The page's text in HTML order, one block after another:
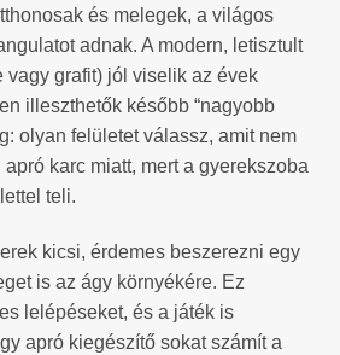
és melegek, a világos
adnak. A modern, letisztult
vagy grafit) jól viselik az évek
illeszthetők később “nagyobb
olyan felületet válassz, amit nem
karc miatt, mert a gyerekszoba
teli.
kicsi, érdemes beszerezni egy
is az ágy környékére. Ez
lelépéseket, és a játék is
apró kiegészítő sokat számít a